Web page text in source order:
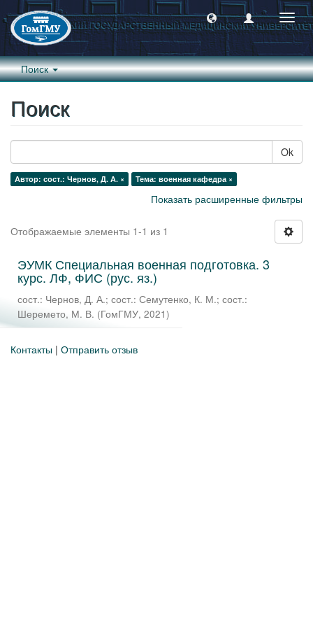
Поиск
Поиск
Ok
Автор: сост.: Чернов, Д. А. × Тема: военная кафедра ×
Показать расширенные фильтры
Отображаемые элементы 1-1 из 1
ЭУМК Специальная военная подготовка. 3
курс. ЛФ, ФИС (рус. яз.)
сост.: Чернов, Д. А.; сост.: Семутенко, К. М.; сост.:
Шеремето, М. В. (ГомГМУ, 2021)
Контакты | Отправить отзыв